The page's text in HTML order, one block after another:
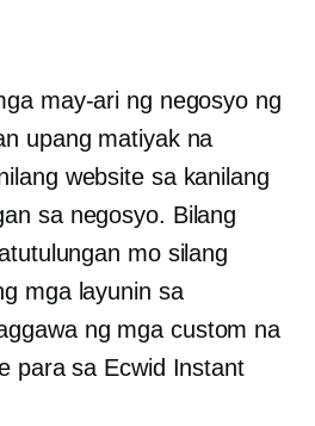
may-ari ng negosyo ng
upang matiyak na
website sa kanilang
sa negosyo. Bilang
mo silang
mga layunin sa
ng mga custom na
para sa Ecwid Instant